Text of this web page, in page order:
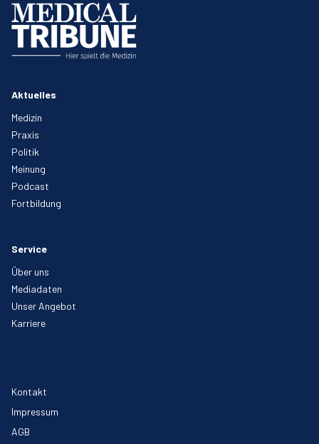
Aktuelles
Medizin
Praxis
Politik
Meinung
Podcast
Fortbildung
Service
Über uns
Mediadaten
Unser Angebot
Karriere
Kontakt
Impressum
AGB